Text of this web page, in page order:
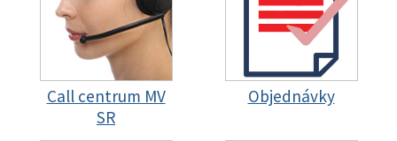
Call centrum MV
SR
Objednávky